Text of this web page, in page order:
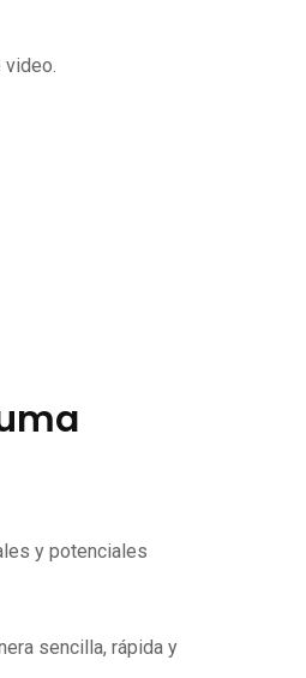
video.
y potenciales
sencilla, rápida y